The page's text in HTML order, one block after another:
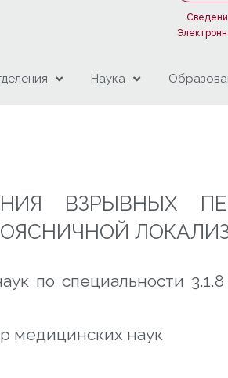
Наука
ВЗРЫВНЫХ
по специальности
медицинских наук